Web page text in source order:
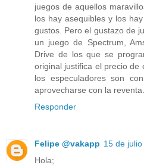
juegos de aquellos
los hay asequibles y los
gustos. Pero el gustazo de
un juego de Spectrum,
Drive de los que se
original justifica el precio de
los especuladores son
aprovecharse con la reventa.
Responder
Felipe @vakapp 15 de
Hola;